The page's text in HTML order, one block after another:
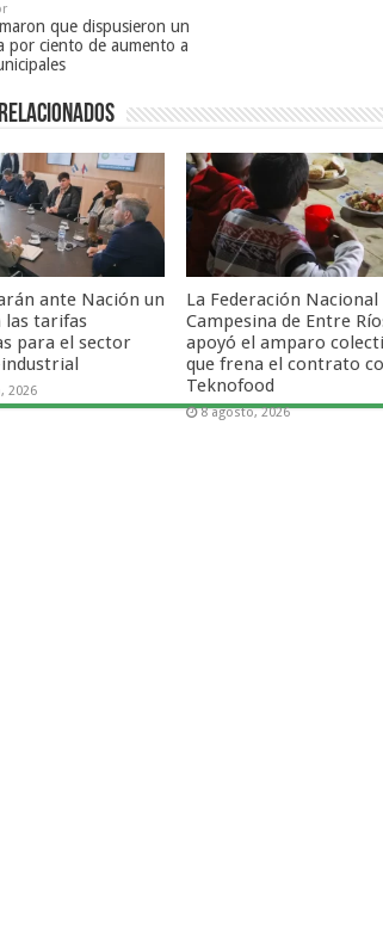
que dispusieron un
por ciento de aumento a
ante Nación un
las tarifas
para el sector
2026
La Federación Nacional
Campesina de Entre
apoyó el amparo
que frena el contrato
Teknofood
8 agosto, 2026